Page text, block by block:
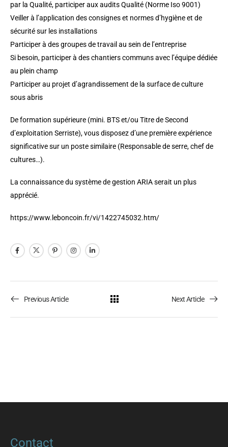
par la Qualité, participer aux audits Qualité (Norme Iso 9001)
Veiller à l’application des consignes et normes d’hygiène et de
sécurité sur les installations
Participer à des groupes de travail au sein de l’entreprise
Si besoin, participer à des chantiers communs avec l’équipe dédiée
au plein champ
Participer au projet d’agrandissement de la surface de culture
sous abris
De formation supérieure (mini. BTS et/ou Titre de Second
d’exploitation Serriste), vous disposez d’une première expérience
significative sur un poste similaire (Responsable de serre, chef de
cultures…).
La connaissance du système de gestion ARIA serait un plus
apprécié.
https://www.leboncoin.fr/vi/1422745032.htm/
Previous Article Next Article
Contact